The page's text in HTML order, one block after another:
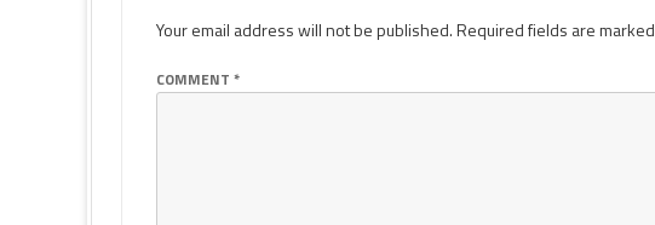
Your email address will not be published.Required fields are marked
COMMENT *